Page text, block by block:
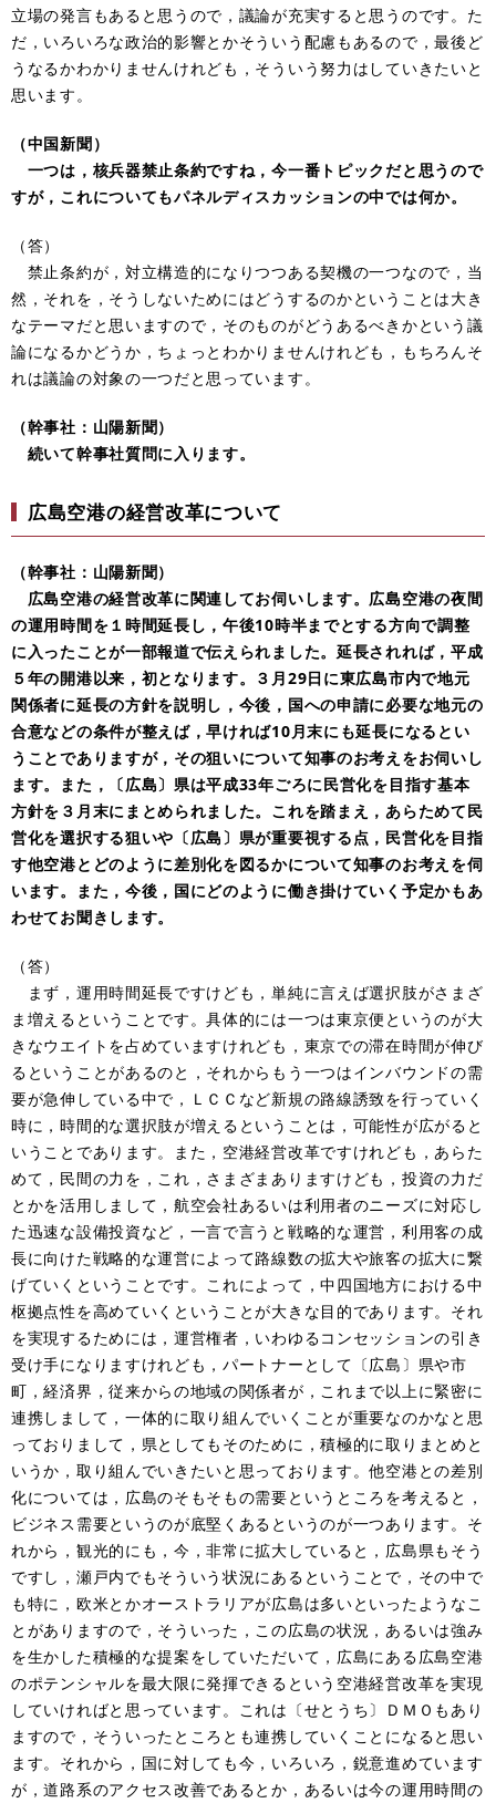
立場の発言もあると思うので，議論が充実すると思うのです。た
だ，いろいろな政治的影響とかそういう配慮もあるので，最後ど
うなるかわかりませんけれども，そういう努力はしていきたいと
思います。
（中国新聞）
一つは，核兵器禁止条約ですね，今一番トピックだと思うので
すが，これについてもパネルディスカッションの中では何か。
（答）
禁止条約が，対立構造的になりつつある契機の一つなので，当
然，それを，そうしないためにはどうするのかということは大き
なテーマだと思いますので，そのものがどうあるべきかという議
論になるかどうか，ちょっとわかりませんけれども，もちろんそ
れは議論の対象の一つだと思っています。
（幹事社：山陽新聞）
続いて幹事社質問に入ります。
広島空港の経営改革について
（幹事社：山陽新聞）
広島空港の経営改革に関連してお伺いします。広島空港の夜間
の運用時間を１時間延長し，午後10時半までとする方向で調整
に入ったことが一部報道で伝えられました。延長されれば，平成
５年の開港以来，初となります。３月29日に東広島市内で地元
関係者に延長の方針を説明し，今後，国への申請に必要な地元の
合意などの条件が整えば，早ければ10月末にも延長になるとい
うことでありますが，その狙いについて知事のお考えをお伺いし
ます。また，〔広島〕県は平成33年ごろに民営化を目指す基本
方針を３月末にまとめられました。これを踏まえ，あらためて民
営化を選択する狙いや〔広島〕県が重要視する点，民営化を目指
す他空港とどのように差別化を図るかについて知事のお考えを伺
います。また，今後，国にどのように働き掛けていく予定かもあ
わせてお聞きします。
（答）
まず，運用時間延長ですけども，単純に言えば選択肢がさまざ
ま増えるということです。具体的には一つは東京便というのが大
きなウエイトを占めていますけれども，東京での滞在時間が伸び
るということがあるのと，それからもう一つはインバウンドの需
要が急伸している中で，ＬＣＣなど新規の路線誘致を行っていく
時に，時間的な選択肢が増えるということは，可能性が広がると
いうことであります。また，空港経営改革ですけれども，あらた
めて，民間の力を，これ，さまざまありますけども，投資の力だ
とかを活用しまして，航空会社あるいは利用者のニーズに対応し
た迅速な設備投資など，一言で言うと戦略的な運営，利用客の成
長に向けた戦略的な運営によって路線数の拡大や旅客の拡大に繋
げていくということです。これによって，中四国地方における中
枢拠点性を高めていくということが大きな目的であります。それ
を実現するためには，運営権者，いわゆるコンセッションの引き
受け手になりますけれども，パートナーとして〔広島〕県や市
町，経済界，従来からの地域の関係者が，これまで以上に緊密に
連携しまして，一体的に取り組んでいくことが重要なのかなと思
っておりまして，県としてもそのために，積極的に取りまとめと
いうか，取り組んでいきたいと思っております。他空港との差別
化については，広島のそもそもの需要というところを考えると，
ビジネス需要というのが底堅くあるというのが一つあります。そ
れから，観光的にも，今，非常に拡大していると，広島県もそう
ですし，瀬戸内でもそういう状況にあるということで，その中で
も特に，欧米とかオーストラリアが広島は多いといったようなこ
とがありますので，そういった，この広島の状況，あるいは強み
を生かした積極的な提案をしていただいて，広島にある広島空港
のポテンシャルを最大限に発揮できるという空港経営改革を実現
していければと思っています。これは〔せとうち〕ＤＭＯもあり
ますので，そういったところとも連携していくことになると思い
ます。それから，国に対しても今，いろいろ，鋭意進めています
が，道路系のアクセス改善であるとか，あるいは今の運用時間の